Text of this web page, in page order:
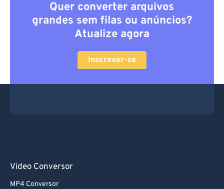
Quer converter arquivos
grandes sem filas ou anúncios?
Atualize agora
Inscrever-se
Video Conversor
MP4 Conversor